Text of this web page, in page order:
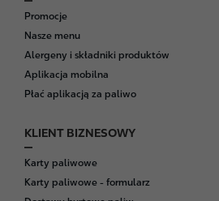
o
o
t
e
r
Promocje
Nasze menu
Alergeny i składniki produktów
Aplikacja mobilna
Płać aplikacją za paliwo
KLIENT BIZNESOWY
Karty paliwowe
Karty paliwowe - formularz